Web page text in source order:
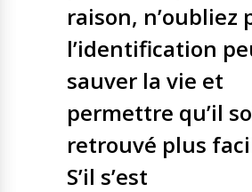
raison, n’oubliez
l’identification
sauver la vie et
permettre qu’il
retrouvé plus
S’il s’est